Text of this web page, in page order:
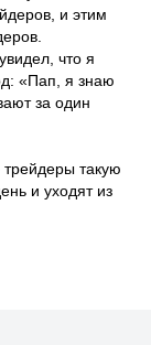
и этим
что я
«Пап, я знаю
за один
такую
и уходят из